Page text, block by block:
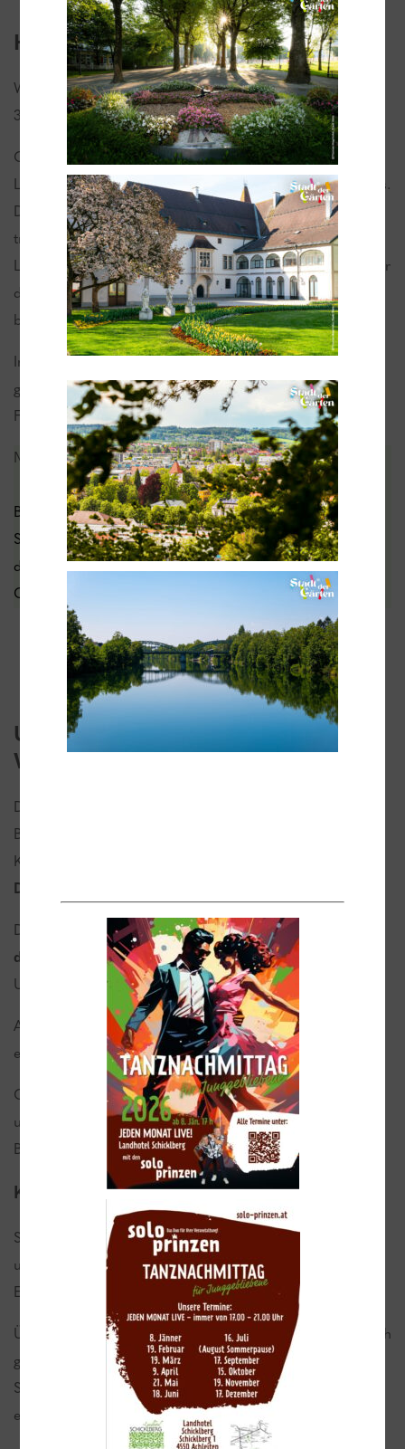
Hallenbad
Wassertemperatur von ca. 32°C und Lufttemperatur von
34°C das ganze Jahr über.
Genießen Sie im Winter den Blick in die verschneite
Landschaft des Voralpenlandes direkt vom Beckenrand aus.
Damit Sie immer ein angenehm warmes, aber nicht
tropisch-feuchtes Klima vorfinden, sorgt neben der
Lüftungs- auch noch eine spezielle Entfeuchtungsanlage für
das perfekte Raumklima. Nehmen Sie Platz in einer der
bequemen Ruheliegen!
Im Sommer können Sie ein Sonnenbad auf der Liegewiese
genießen, für rasche Abkühlung sorgen die 2
Freiluftduschen.
MO-SO & FT von 08.00 bis 23.00 Uhr
Bitte notieren Sie, dass Montag bis Samstag
Schwimmkurse in unserem Hallenbad stattfinden. Zu
dieser Zeit kann das Schwimmbad nicht von anderen
Gästen genutzt werden.
TERMINE SCHWIMMKURSE
PREISLISTE WELLNESS
Unsere Jahreskarte – ein Jahr voller
Wohlbefinden und Genuss
Der Erwerb unserer Jahreskarte ist
Bitte beachten Sie, dass die Karte immer für das jeweilige
Kalenderjahr gilt – also
Dezember
Der Preis beträgt € 500,–,unabhängig vom Zeitpunkt
des Kaufs
Unterjähriger Einstieg – auf Anfrage
Ab dem 2. Jahr in Folge (Verlängerung der Jahreskarte)
erhalten Sie unseren Stammgast-Tarif.
Gönnen Sie sich ein Jahr voller Entspannung, Bewegung
und besonderer Momente – wir freuen uns auf Ihren
Besuch!
Kinder- und Babyschwimmkurse
Schwimmen stärkt das Vertrauen zueinander – Halt geben
und loslassen – Ängste überwinden – Spaß mit dem
Element Wasser haben – das sind unsere Gedanken!
Über genaue Kurszeiten und Kursinhalte informiert Sie sich
gerne bei Frau Margit Mair, 3-fache Mutter und
Schwimmlehrerin. Die Anmeldung zu den Kursen erfolgt
ebenfalls bei Margit Mair.